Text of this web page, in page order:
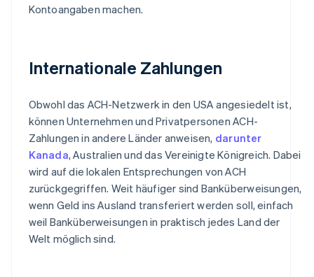
Kontoangaben machen.
Internationale Zahlungen
Obwohl das ACH-Netzwerk in den USA angesiedelt ist,
können Unternehmen und Privatpersonen ACH-
Zahlungen in andere Länder anweisen, darunter
Kanada, Australien und das Vereinigte Königreich. Dabei
wird auf die lokalen Entsprechungen von ACH
zurückgegriffen. Weit häufiger sind Banküberweisungen,
wenn Geld ins Ausland transferiert werden soll, einfach
weil Banküberweisungen in praktisch jedes Land der
Welt möglich sind.